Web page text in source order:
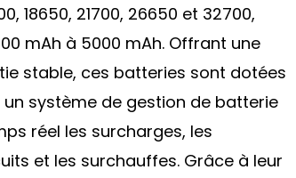
18650, 21700, 26650 et 32700,
mAh à 5000 mAh. Offrant une
stable, ces batteries sont dotées
système de gestion de batterie
réel les surcharges, les
et les surchauffes. Grâce à leur